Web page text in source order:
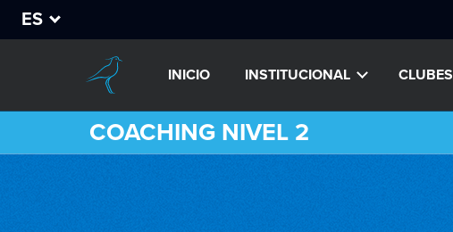
ES
INICIO INSTITUCIONAL CLUBES
COACHING NIVEL 2